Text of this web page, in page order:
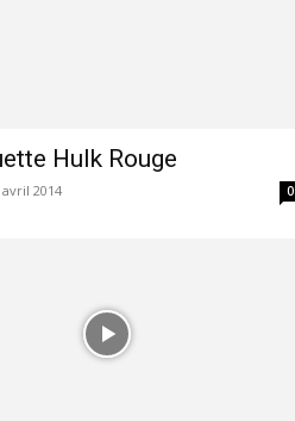
Hulk Rouge
avril 2014 0